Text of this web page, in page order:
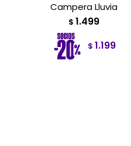
Campera Lluvia
$ 1.499
$ 1.199